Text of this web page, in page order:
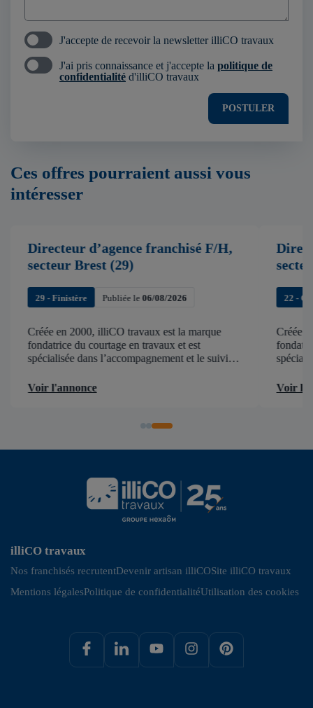
J'accepte de recevoir la newsletter illiCO travaux
J'ai pris connaissance et j'accepte la politique de
confidentialité d'illiCO travaux
POSTULER
Ces offres pourraient aussi vous
intéresser
Directeur d’agence franchisé F/H,
secteur Brest (29)
29 - Finistère Publiée le06/08/2026
Créée en 2000, illiCO travaux est la marque
fondatrice du courtage en travaux et est
spécialisée dans l’accompagnement et le suivi
d’accélérer et de faciliter tous les projets […]
Voir l'annonce
22 -
Créée
Voir
illiCO travaux
Nos franchisés recrutentDevenir artisan illiCOSite illiCO travaux
Mentions légalesPolitique de confidentialitéUtilisation des cookies